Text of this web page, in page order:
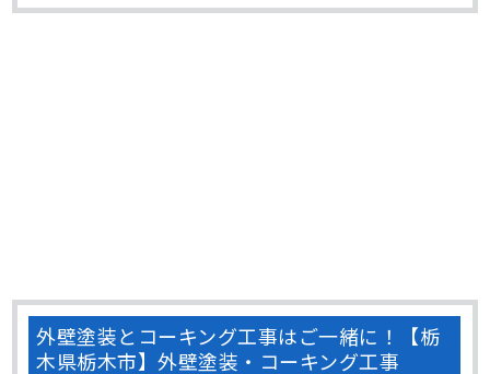
外壁塗装とコーキング工事はご一緒に！【栃
木県栃木市】外壁塗装・コーキング工事